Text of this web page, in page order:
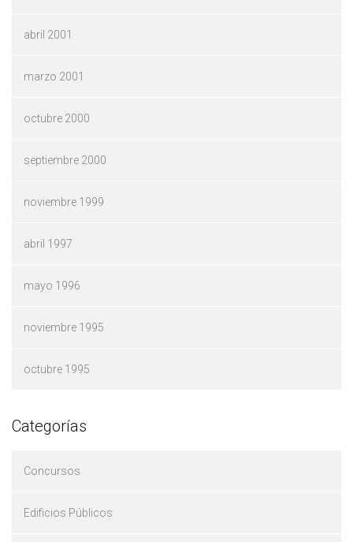
abril 2001
marzo 2001
octubre 2000
septiembre 2000
noviembre 1999
abril 1997
mayo 1996
noviembre 1995
octubre 1995
Categorías
Concursos
Edificios Públicos